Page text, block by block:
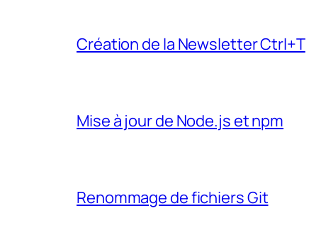
Création de la Newsletter Ctrl+T
Mise à jour de Node.js et npm
Renommage de fichiers Git